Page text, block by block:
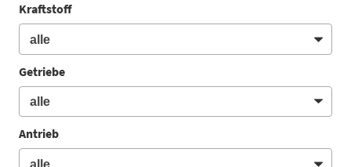
Kraftstoff
Getriebe
Antrieb